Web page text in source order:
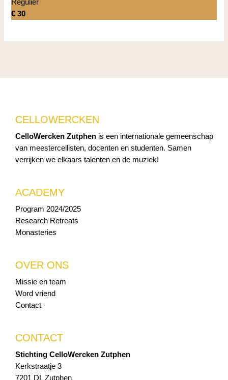
Regulier
€ 30
CELLOWERCKEN
CelloWercken Zutphen is een internationale gemeenschap
van meestercellisten, docenten en studenten. Samen
verrijken we elkaars talenten en de muziek!
ACADEMY
Program 2024/2025
Research Retreats
Monasteries
OVER ONS
Missie en team
Word vriend
Contact
CONTACT
Stichting CelloWercken Zutphen
Kerkstraatje 3
7201 DL Zutphen